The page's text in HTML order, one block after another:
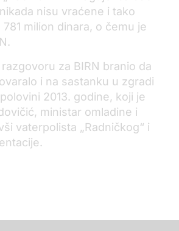
nisu vraćene i tako
milion dinara, o čemu je
za BIRN branio da
i na sastanku u zgradi
2013. godine, koji je
ministar omladine i
vaterpolista „Radničkog“ i